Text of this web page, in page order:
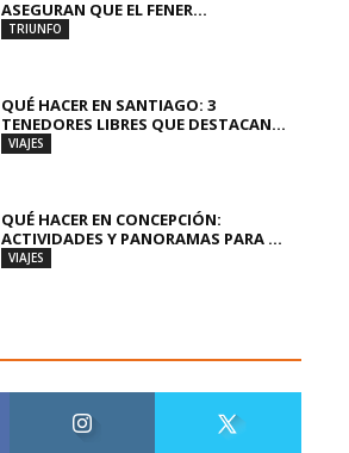
ASEGURAN QUE EL FENER...
TRIUNFO
QUÉ HACER EN SANTIAGO: 3
TENEDORES LIBRES QUE DESTACAN...
VIAJES
QUÉ HACER EN CONCEPCIÓN:
ACTIVIDADES Y PANORAMAS PARA ...
VIAJES